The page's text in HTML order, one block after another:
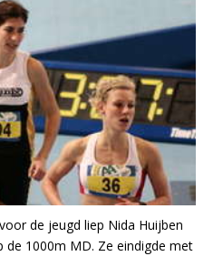
de jeugd liep Nida Huijben
de 1000m MD. Ze eindigde met